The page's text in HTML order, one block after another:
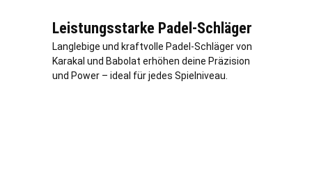
Leistungsstarke Padel-Schläger
Langlebige und kraftvolle Padel-Schläger von
Karakal und Babolat erhöhen deine Präzision
und Power – ideal für jedes Spielniveau.